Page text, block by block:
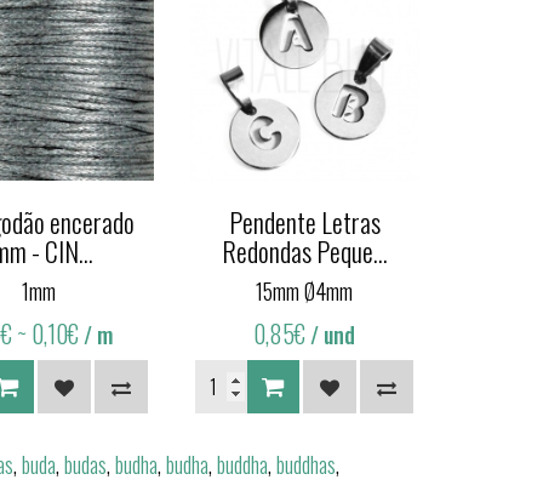
encerado
- CIN...
1mm
~ 0,10€/ m
Pendente Letras
Redondas Peque...
15mm Ø4mm
0,85€/ und
,buda,budas,budha,budha,buddha,buddhas,